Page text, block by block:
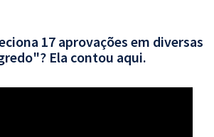
17 aprovações em diversas
Ela contou aqui.